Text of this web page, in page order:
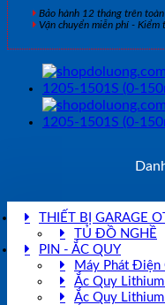
Bảo hành 12 tháng trên toàn
Vận chuyển miễn phí - Kiểm
THIẾT BỊ GARAGE
TỦ ĐỒ NGHỀ
PIN - ẮC QUY
Máy Phát Điện
Ắc Quy Lithium
Ắc Quy